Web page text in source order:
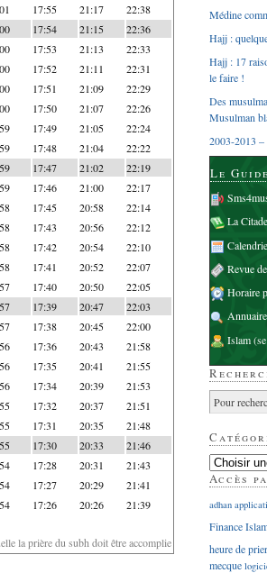
17:55 21:17 22:38
17:54 21:15 22:36
17:53 21:13 22:33
17:52 21:11 22:31
17:51 21:09 22:29
17:50 21:07 22:26
17:49 21:05 22:24
17:48 21:04 22:22
17:47 21:02 22:19
17:46 21:00 22:17
17:45 20:58 22:14
17:43 20:56 22:12
17:42 20:54 22:10
17:41 20:52 22:07
17:40 20:50 22:05
17:39 20:47 22:03
17:38 20:45 22:00
17:36 20:43 21:58
17:35 20:41 21:55
17:34 20:39 21:53
17:32 20:37 21:51
17:31 20:35 21:48
17:30 20:33 21:46
17:28 20:31 21:43
17:27 20:29 21:41
17:26 20:26 21:39
la prière du subh doit être accomplie
Médine
Hajj :
Hajj : 17
le faire !
Des
Musulman
2003-2013 –
Le
La
Revue
Horaire
Islam
Accès
adhan
Finance
heure de
mecque